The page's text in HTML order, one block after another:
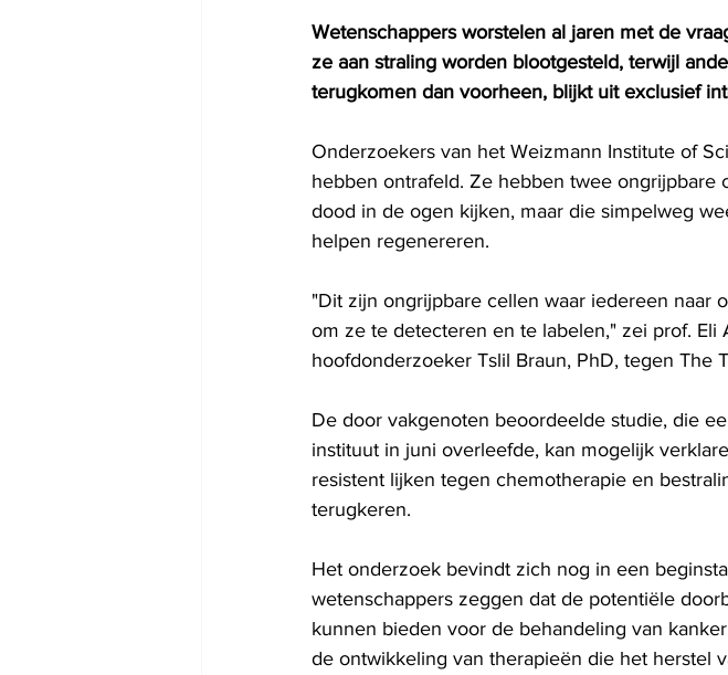
Wetenschappers worstelen al jaren met de
ze aan straling worden blootgesteld, terwijl
terugkomen dan voorheen, blijkt uit exclusief
Onderzoekers van het Weizmann Institute of
hebben ontrafeld. Ze hebben twee
dood in de ogen kijken, maar die simpelweg
helpen regenereren.
"Dit zijn ongrijpbare cellen waar iedereen naar
om ze te detecteren en te labelen," zei prof. Eli
hoofdonderzoeker Tslil Braun, PhD, tegen The
De door vakgenoten beoordeelde studie, die
instituut in juni overleefde, kan mogelijk
resistent lijken tegen chemotherapie en
terugkeren.
Het onderzoek bevindt zich nog in een
wetenschappers zeggen dat de potentiële
kunnen bieden voor de behandeling van
de ontwikkeling van therapieën die het herstel